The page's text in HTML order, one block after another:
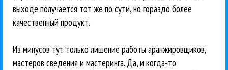
выходе получается тот же по сути, но гораздо более
качественный продукт.
Из минусов тут только лишение работы аранжировщиков,
мастеров сведения и мастеринга. Да, и когда-то